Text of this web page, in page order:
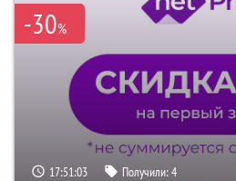
-30%
17:51:02 Получили:4